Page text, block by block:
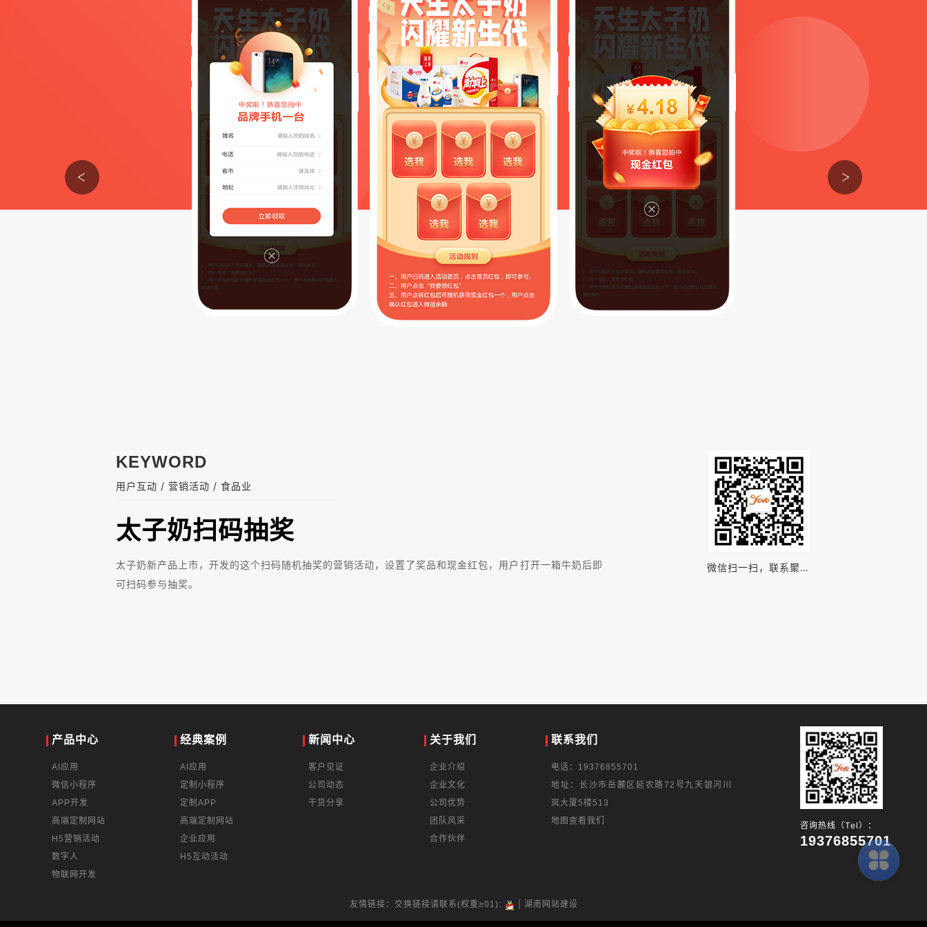
KEYWORD
用户互动 / 营销活动 / 食品业
太子奶扫码抽奖
太子奶新产品上市，开发的这个扫码随机抽奖的营销活动，设置了奖品和现金红包，用户打开一箱牛奶后即
可扫码参与抽奖。
微信扫一扫，联系聚之
产品中心
AI应用
微信小程序
APP开发
高端定制网站
H5营销活动
数字人
物联网开发
经典案例
AI应用
定制小程序
定制APP
高端定制网站
企业应用
H5互动活动
新闻中心
客户见证
公司动态
干货分享
关于我们
企业介绍
企业文化
公司优势
团队风采
合作伙伴
联系我们
电话：19376855701
地址：长沙市岳麓区延农路72号九天银河川
岚大厦5楼513
地图查看我们
咨询热线（Tel）：
19376855701
友情链接：交换链接请联系(权重≥01): 湖南网站建设